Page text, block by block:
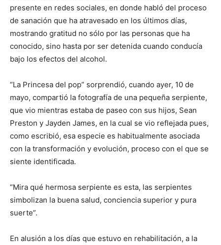
presente en redes sociales, en donde habló del proceso
de sanación que ha atravesado en los últimos días,
mostrando gratitud no sólo por las personas que ha
conocido, sino hasta por ser detenida cuando conducía
bajo los efectos del alcohol.
“La Princesa del pop” sorprendió, cuando ayer, 10 de
mayo, compartió la fotografía de una pequeña serpiente,
que vio mientras estaba de paseo con sus hijos, Sean
Preston y Jayden James, en la cual se vio reflejada pues,
como escribió, esa especie es habitualmente asociada
con la transformación y evolución, proceso con el que se
siente identificada.
“Mira qué hermosa serpiente es esta, las serpientes
simbolizan la buena salud, conciencia superior y pura
suerte”.
En alusión a los días que estuvo en rehabilitación, a la